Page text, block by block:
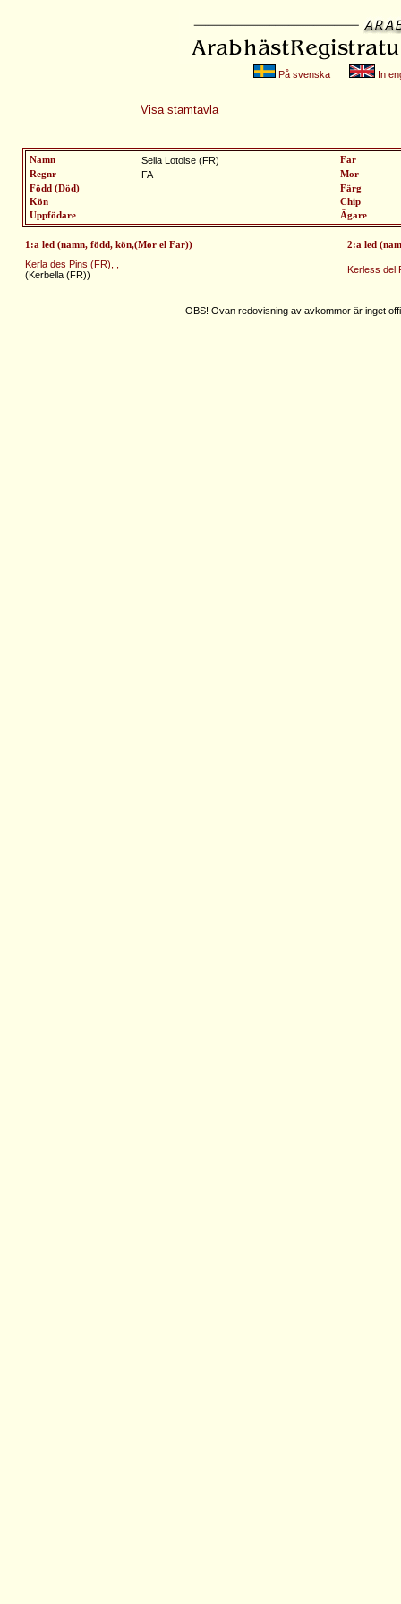
På svenska In
Visa stamtavla
Namn Selia Lotoise (FR)
Far
Regnr
FA
Mor
Född (Död)
Färg
Kön
Chip
Uppfödare
Ägare
1:a led (namn, född, kön,(Mor el Far)) 2:a led
Kerla des Pins (FR), ,
(Kerbella (FR))
Kerless del
OBS! Ovan redovisning av avkommor är inget